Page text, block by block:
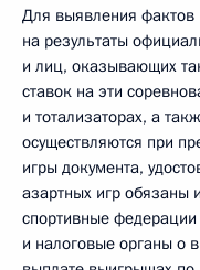
Для выявления фактов
на результаты
и лиц, оказывающих
ставок на эти
и тотализаторах, а
осуществляются при
игры документа,
азартных игр обязаны
спортивные федерации
и налоговые органы о